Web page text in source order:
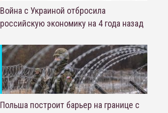
Война с Украиной отбросила
российскую экономику на 4 года назад
Польша построит барьер на границе с